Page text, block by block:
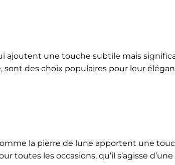
ajoutent une touche subtile mais
sont des choix populaires pour leur
la pierre de lune apportent une
toutes les occasions, qu’il s’agisse d’une